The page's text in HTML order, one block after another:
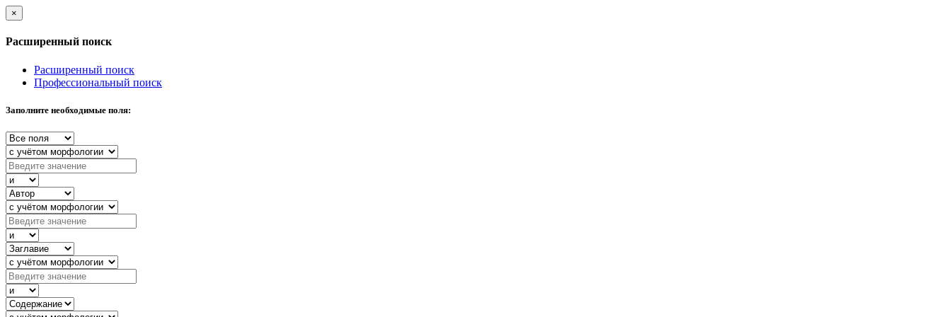
×
Расширенный поиск
Расширенный поиск
Профессиональный поиск
Заполните необходимые поля: